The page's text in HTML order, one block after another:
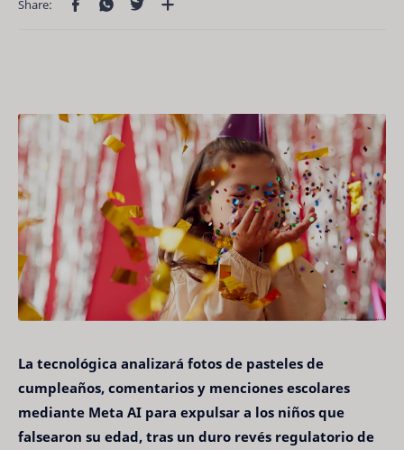
La tecnológica analizará fotos de pasteles de
cumpleaños, comentarios y menciones escolares
mediante Meta AI para expulsar a los niños que
falsearon su edad, tras un duro revés regulatorio de